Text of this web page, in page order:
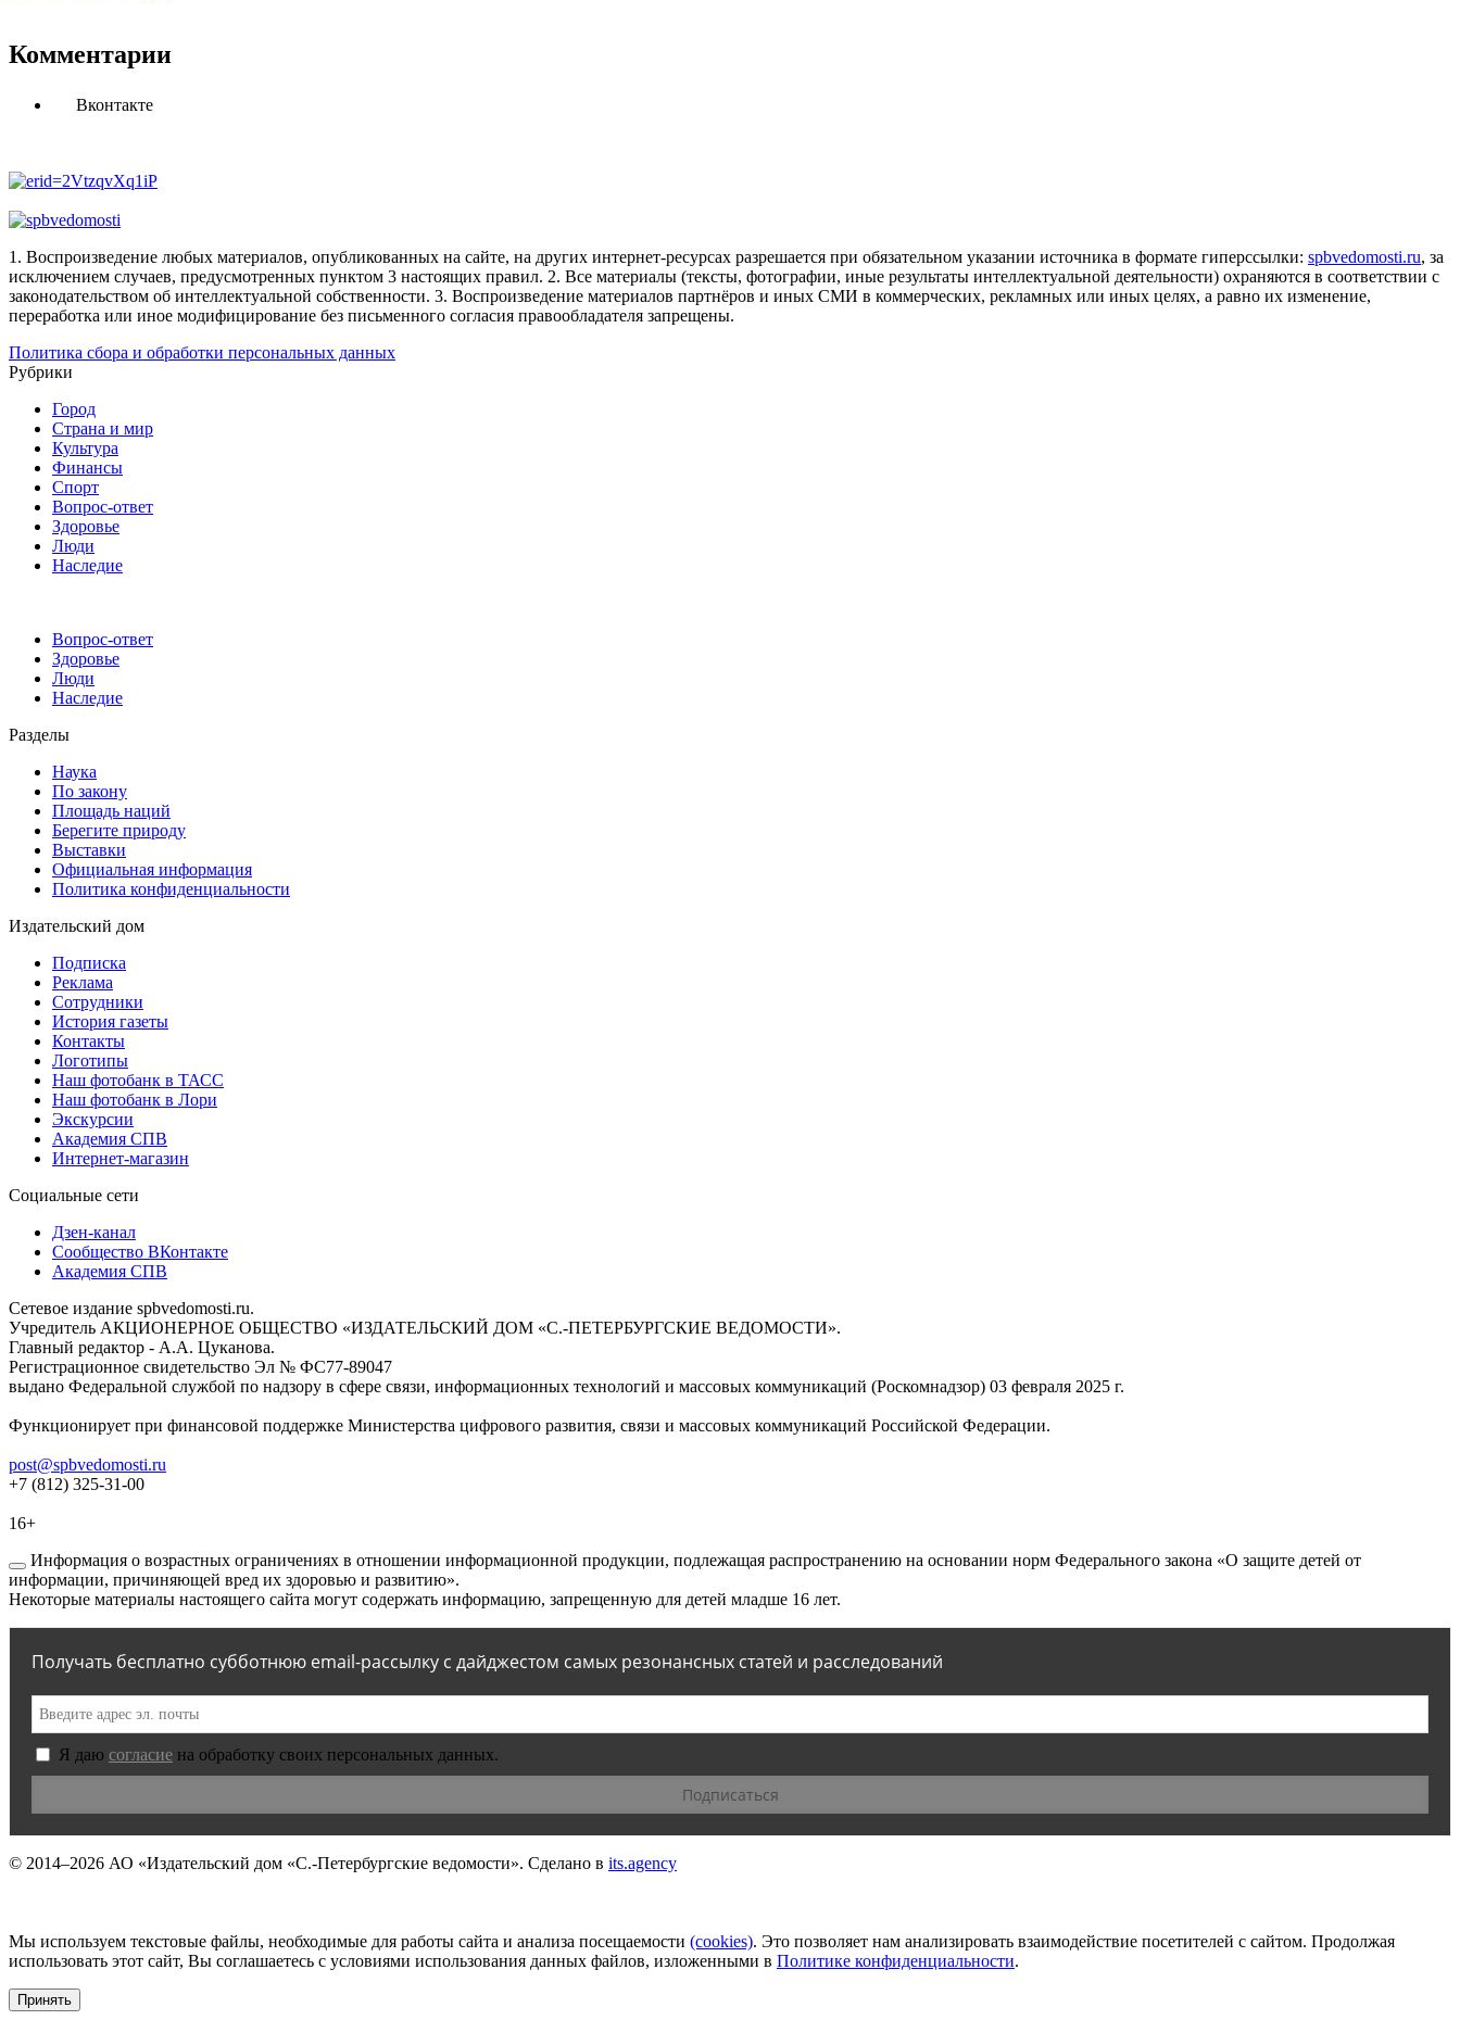
Комментарии
Вконтакте
1. Воспроизведение любых материалов, опубликованных на сайте, на других интернет-ресурсах разрешается при обязательном указании источника в формате гиперссылки: spbvedomosti.ru, за
исключением случаев, предусмотренных пунктом 3 настоящих правил. 2. Все материалы (тексты, фотографии, иные результаты интеллектуальной деятельности) охраняются в соответствии с
законодательством об интеллектуальной собственности. 3. Воспроизведение материалов партнёров и иных СМИ в коммерческих, рекламных или иных целях, а равно их изменение,
переработка или иное модифицирование без письменного согласия правообладателя запрещены.
Политика сбора и обработки персональных данных
Рубрики
Город
Страна и мир
Культура
Финансы
Спорт
Вопрос-ответ
Здоровье
Люди
Наследие
Вопрос-ответ
Здоровье
Люди
Наследие
Разделы
Наука
По закону
Площадь наций
Берегите природу
Выставки
Официальная информация
Политика конфиденциальности
Издательский дом
Подписка
Реклама
Сотрудники
История газеты
Контакты
Логотипы
Наш фотобанк в ТАСС
Наш фотобанк в Лори
Экскурсии
Академия СПВ
Интернет-магазин
Социальные сети
Дзен-канал
Сообщество ВКонтакте
Академия СПВ
Сетевое издание spbvedomosti.ru.
Учредитель АКЦИОНЕРНОЕ ОБЩЕСТВО «ИЗДАТЕЛЬСКИЙ ДОМ «С.-ПЕТЕРБУРГСКИЕ ВЕДОМОСТИ».
Главный редактор - А.А. Цуканова.
Регистрационное свидетельство Эл № ФС77-89047
выдано Федеральной службой по надзору в сфере связи, информационных технологий и массовых коммуникаций (Роскомнадзор) 03 февраля 2025 г.
Функционирует при финансовой поддержке Министерства цифрового развития, связи и массовых коммуникаций Российской Федерации.
post@spbvedomosti.ru
+7 (812) 325-31-00
16+
Информация о возрастных ограничениях в отношении информационной продукции, подлежащая распространению на основании норм Федерального закона «О защите детей от
информации, причиняющей вред их здоровью и развитию».
Некоторые материалы настоящего сайта могут содержать информацию, запрещенную для детей младше 16 лет.
Получать бесплатно субботнюю email-рассылку с дайджестом самых резонансных статей и расследований
Я даю согласие на обработку своих персональных данных.
© 2014–2026 АО «Издательский дом «С.-Петербургские ведомости». Сделано в its.agency
Мы используем текстовые файлы, необходимые для работы сайта и анализа посещаемости (сookies). Это позволяет нам анализировать взаимодействие посетителей с сайтом. Продолжая
использовать этот сайт, Вы соглашаетесь с условиями использования данных файлов, изложенными в Политике конфиденциальности.
Принять